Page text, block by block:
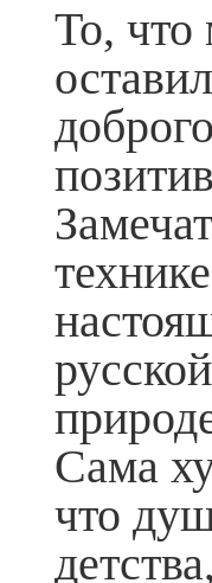
То, что
Сама
что